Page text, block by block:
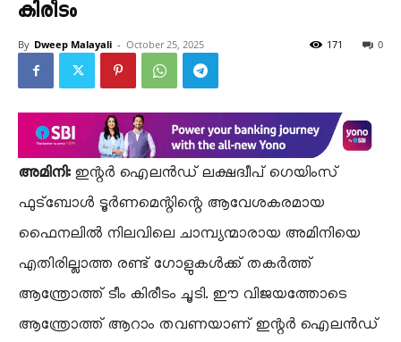
കിരീടം
By Dweep Malayali - October 25, 2025 0
171
അമിനി:​ഇന്റർ ഐലൻഡ് ലക്ഷദ്വീപ് ഗെയിംസ്
ഫുട്ബോൾ ടൂർണമെന്റിന്റെ ആവേശകരമായ
ഫൈനലിൽ നിലവിലെ ചാമ്പ്യന്മാരായ അമിനിയെ
എതിരില്ലാത്ത രണ്ട് ഗോളുകൾക്ക് തകർത്ത്
ആന്ത്രോത്ത് ടീം കിരീടം ചൂടി. ഈ വിജയത്തോടെ
ആന്ത്രോത്ത് ആറാം തവണയാണ് ഇന്റർ ഐലൻഡ്